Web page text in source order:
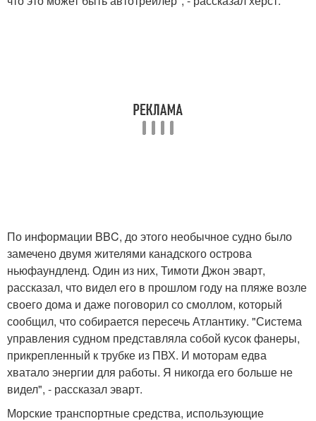
По информации BBC, до этого необычное судно было
замечено двумя жителями канадского острова
ньюфаундленд. Один из них, Тимоти Джон эварт,
рассказал, что видел его в прошлом году на пляже возле
своего дома и даже поговорил со смоллом, который
сообщил, что собирается пересечь Атлантику. "Система
управления судном представляла собой кусок фанеры,
прикрепленный к трубке из ПВХ. И моторам едва
хватало энергии для работы. Я никогда его больше не
видел", - рассказал эварт.
Морские транспортные средства, использующие